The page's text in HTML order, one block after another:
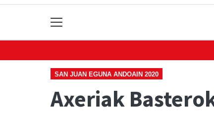
SAN JUAN EGUNA ANDOAIN 2020
Axeriak